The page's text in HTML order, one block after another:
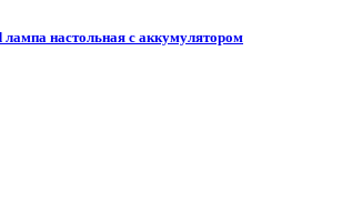
настольная с аккумулятором